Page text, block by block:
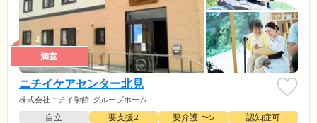
満室
ニチイケアセンター北見
株式会社ニチイ学館 グループホーム
自立 要支援2 要介護1〜5
認知症可